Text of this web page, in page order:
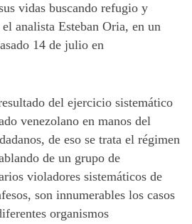
vidas buscando refugio y
analista Esteban Oria, en un
14 de julio en
del ejercicio sistemático
venezolano en manos del
de eso se trata el régimen
de un grupo de
violadores sistemáticos de
son innumerables los casos
organismos